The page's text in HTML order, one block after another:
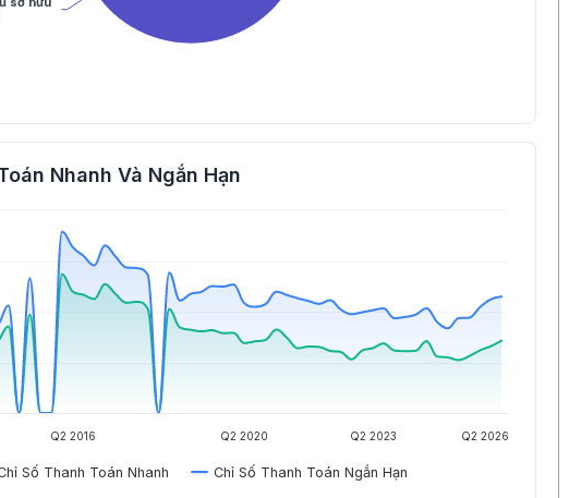
Nhanh Và Ngắn Hạn
Số Thanh Toán Nhanh Chỉ Số Thanh Toán Ngắn Hạn
Q2 2016 Q2 2020 Q2 2023 Q2 2026